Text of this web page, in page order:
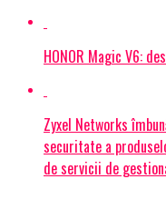
HONOR Magic V6:
Zyxel Networks
securitate a
de servicii de